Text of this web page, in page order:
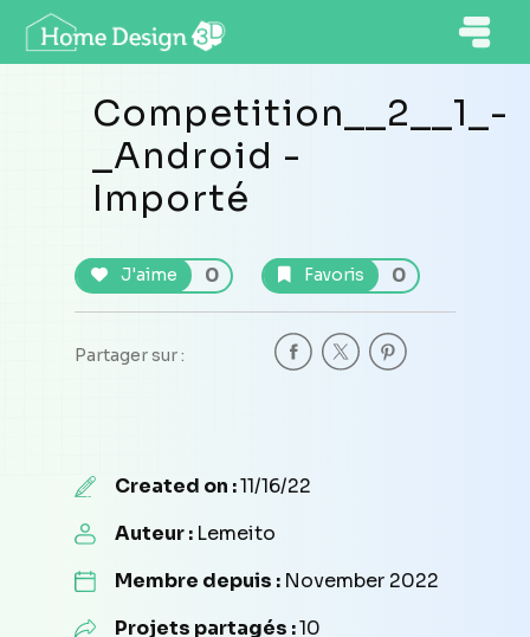
Competition__2__1_-
_Android -
Importé
J'aime 0 Favoris 0
Partager sur :
Created on :11/16/22
Auteur : Lemeito
Membre depuis : November 2022
Projets partagés :10